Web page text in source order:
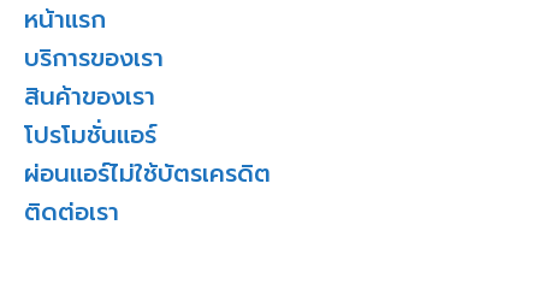
หน้าแรก
บริการของเรา
สินค้าของเรา
โปรโมชั่นแอร์
ผ่อนแอร์ไม่ใช้บัตรเครดิต
ติดต่อเรา